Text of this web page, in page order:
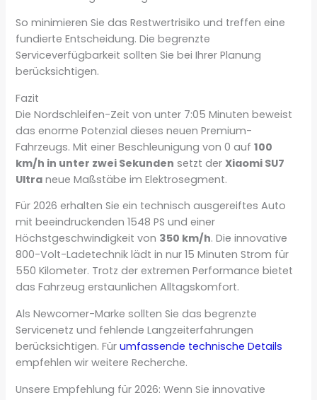
So minimieren Sie das Restwertrisiko und treffen eine
fundierte Entscheidung. Die begrenzte
Serviceverfügbarkeit sollten Sie bei Ihrer Planung
berücksichtigen.
Fazit
Die Nordschleifen-Zeit von unter 7:05 Minuten beweist
das enorme Potenzial dieses neuen Premium-
Fahrzeugs. Mit einer Beschleunigung von 0 auf100
km/h in unter zwei Sekunden setzt derXiaomi SU7
Ultra neue Maßstäbe im Elektrosegment.
Für 2026 erhalten Sie ein technisch ausgereiftes Auto
mit beeindruckenden 1548 PS und einer
Höchstgeschwindigkeit von 350 km/h. Die innovative
800-Volt-Ladetechnik lädt in nur 15 Minuten Strom für
550 Kilometer. Trotz der extremen Performance bietet
das Fahrzeug erstaunlichen Alltagskomfort.
Als Newcomer-Marke sollten Sie das begrenzte
Servicenetz und fehlende Langzeiterfahrungen
berücksichtigen. Fürumfassende technische Details
empfehlen wir weitere Recherche.
Unsere Empfehlung für 2026: Wenn Sie innovative